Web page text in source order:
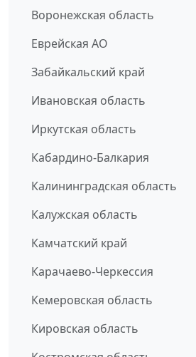
Воронежская область
Еврейская АО
Забайкальский край
Ивановская область
Иркутская область
Кабардино-Балкария
Калининградская область
Калужская область
Камчатский край
Карачаево-Черкессия
Кемеровская область
Кировская область